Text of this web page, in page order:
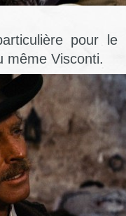
pour le
même Visconti.